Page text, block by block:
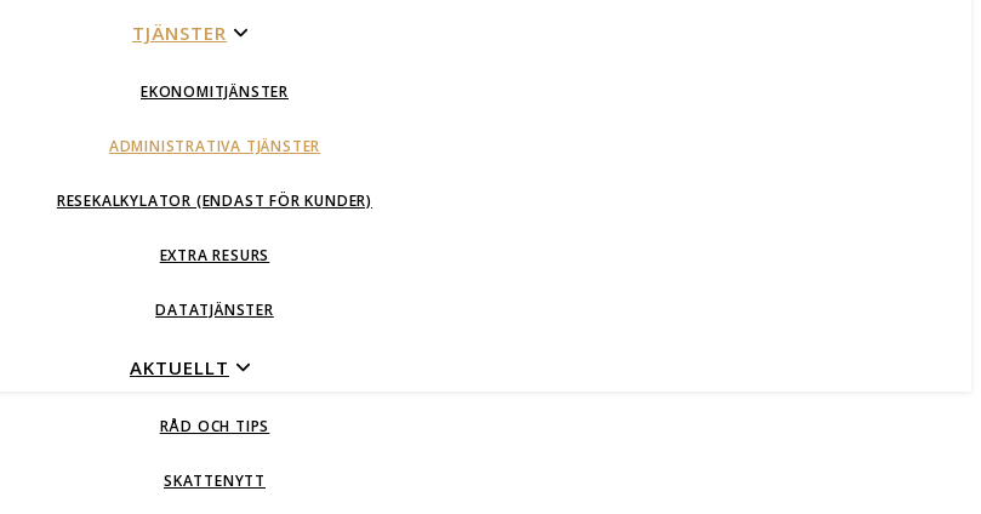
TJÄNSTER
EKONOMITJÄNSTER
ADMINISTRATIVA TJÄNSTER
RESEKALKYLATOR (ENDAST FÖR KUNDER)
EXTRA RESURS
DATATJÄNSTER
AKTUELLT
RÅD OCH TIPS
SKATTENYTT